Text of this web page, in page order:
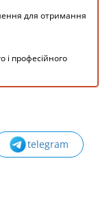
для отримання
і професійного
telegram